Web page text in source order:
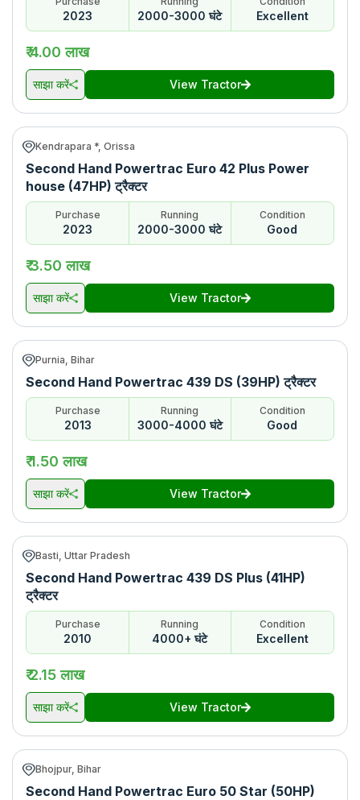
2023 2000-3000 घंटे Excellent
₹ 4.00 लाख
साझा करें View Tractor
Kendrapara *, Orissa
Second Hand Powertrac Euro 42 Plus Power
house (47HP) ट्रैक्टर
Purchase
2023
Running
2000-3000 घंटे
Condition
Good
₹ 3.50 लाख
साझा करें View Tractor
Purnia, Bihar
Second Hand Powertrac 439 DS (39HP) ट्रैक्टर
Purchase
2013
Running
3000-4000 घंटे
Condition
Good
₹ 1.50 लाख
साझा करें View Tractor
Basti, Uttar Pradesh
Second Hand Powertrac 439 DS Plus (41HP)
ट्रैक्टर
Purchase
2010
Running
4000+ घंटे
Condition
Excellent
₹ 2.15 लाख
साझा करें View Tractor
Bhojpur, Bihar
Second Hand Powertrac Euro 50 Star (50HP)